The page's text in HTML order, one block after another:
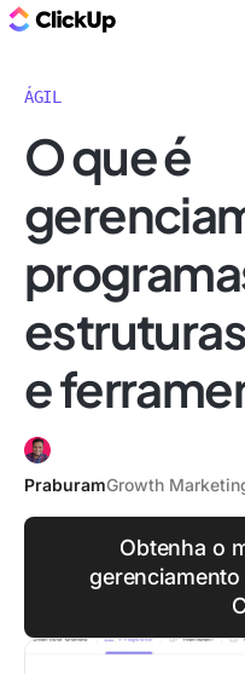
ÁGIL
O que é
e
PraburamGrowth
Obtenha o